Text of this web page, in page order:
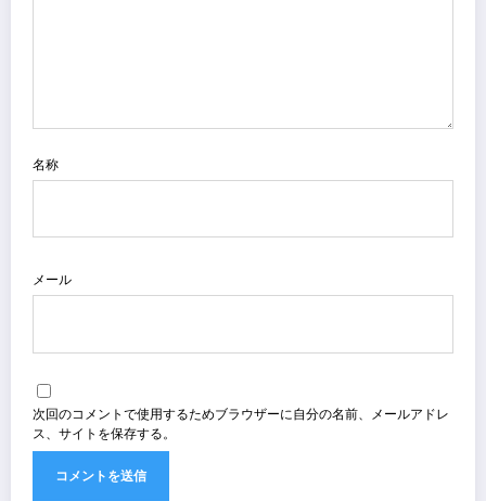
名称
メール
次回のコメントで使用するためブラウザーに自分の名前、メールアドレ
ス、サイトを保存する。